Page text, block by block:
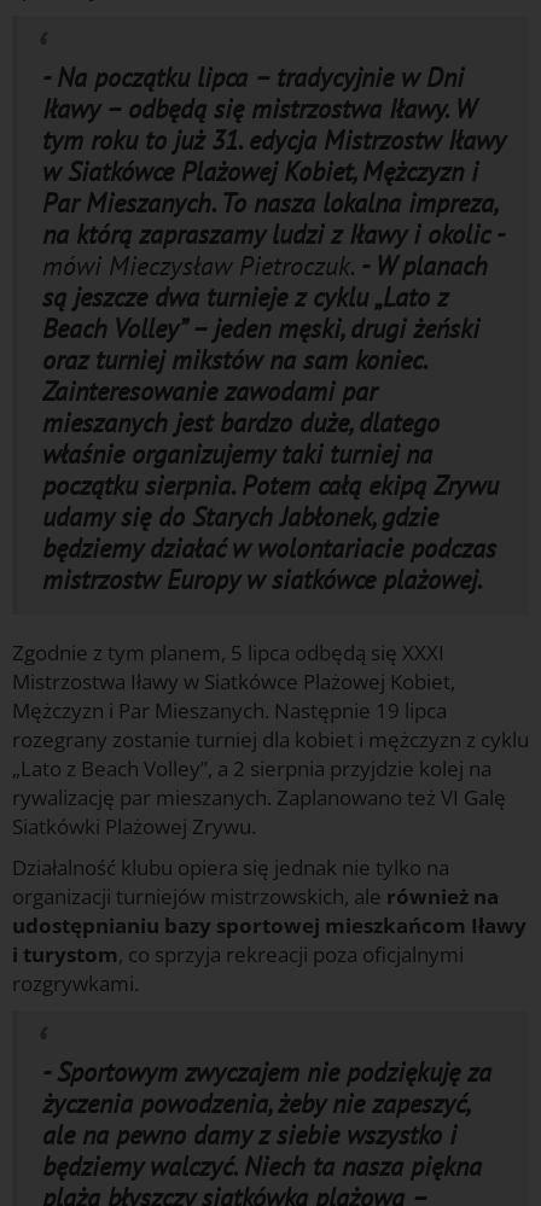
- Na początku lipca – tradycyjnie w Dni
Iławy – odbędą się mistrzostwa Iławy. W
tym roku to już 31. edycja Mistrzostw Iławy
w Siatkówce Plażowej Kobiet, Mężczyzn i
Par Mieszanych. To nasza lokalna impreza,
na którą zapraszamy ludzi z Iławy i okolic -
mówi Mieczysław Pietroczuk. - W planach
są jeszcze dwa turnieje z cyklu „Lato z
Beach Volley” – jeden męski, drugi żeński
oraz turniej mikstów na sam koniec.
Zainteresowanie zawodami par
mieszanych jest bardzo duże, dlatego
właśnie organizujemy taki turniej na
początku sierpnia. Potem całą ekipą Zrywu
udamy się do Starych Jabłonek, gdzie
będziemy działać w wolontariacie podczas
mistrzostw Europy w siatkówce plażowej.
Zgodnie z tym planem, 5 lipca odbędą się XXXI
Mistrzostwa Iławy w Siatkówce Plażowej Kobiet,
Mężczyzn i Par Mieszanych. Następnie 19 lipca
rozegrany zostanie turniej dla kobiet i mężczyzn z cyklu
„Lato z Beach Volley”, a 2 sierpnia przyjdzie kolej na
rywalizację par mieszanych. Zaplanowano też VI Galę
Siatkówki Plażowej Zrywu.
Działalność klubu opiera się jednak nie tylko na
organizacji turniejów mistrzowskich, ale również na
udostępnianiu bazy sportowej mieszkańcom Iławy
i turystom, co sprzyja rekreacji poza oficjalnymi
rozgrywkami.
- Sportowym zwyczajem nie podziękuję za
życzenia powodzenia, żeby nie zapeszyć,
ale na pewno damy z siebie wszystko i
będziemy walczyć. Niech ta nasza piękna
plaża błyszczy siatkówką plażową –